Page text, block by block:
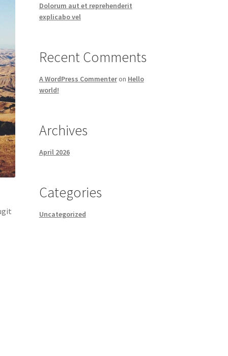
Dolorum aut et reprehenderit
explicabo vel
Recent Comments
A WordPress Commenteron Hello
world!
Archives
April 2026
Categories
Uncategorized